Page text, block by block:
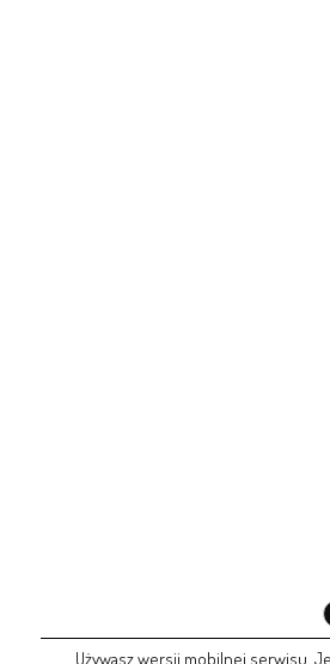
Używasz wersji mobilnej serwisu.